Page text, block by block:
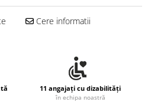
Cere informatii
11 angajați cu dizabilități
în echipa noastră